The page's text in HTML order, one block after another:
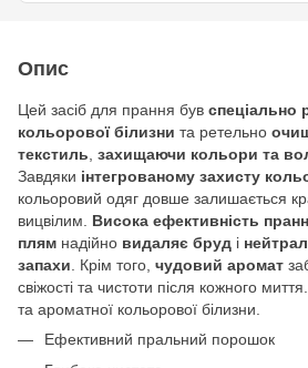
Опис
Цей засіб для прання був спеціально
кольорової білизни та ретельно
текстиль захищаючи кольори та
Завдяки інтегрованому захисту
кольоровий одяг довше залишається
вицвілим. Висока ефективність
плям надійно видаляє бруд і
запахи . Крім того, чудовий аромат
свіжості та чистоти після кожного
та ароматної кольорової білизни.
Ефективний пральний порошок